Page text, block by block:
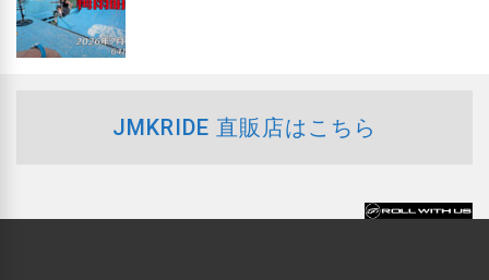
JMKRIDE 直販店はこちら